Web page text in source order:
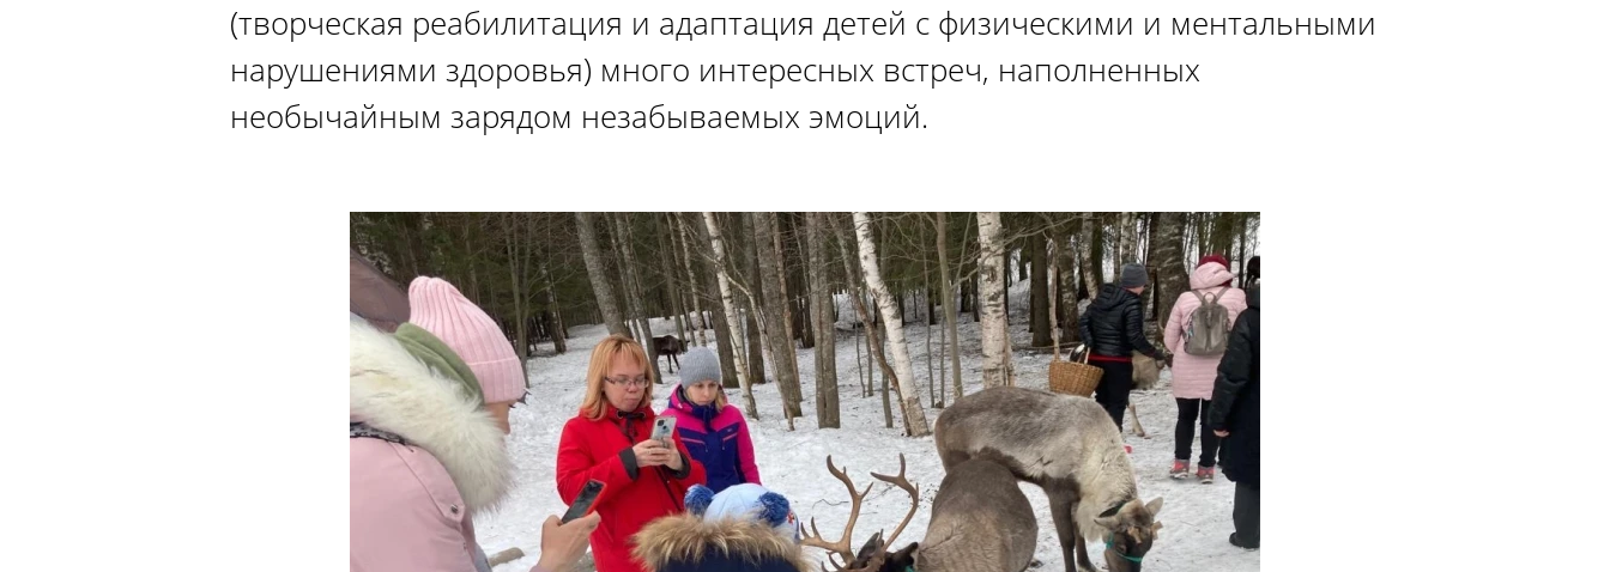
(творческая реабилитация и адаптация детей с физическими и ментальными
нарушениями здоровья) много интересных встреч, наполненных
необычайным зарядом незабываемых эмоций.